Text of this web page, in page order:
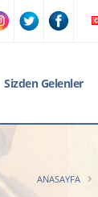
Sizden Gelenler
ANASAYFA